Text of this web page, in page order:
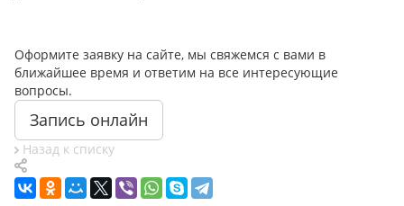
Оформите заявку на сайте, мы свяжемся с вами в
ближайшее время и ответим на все интересующие
вопросы.
Запись онлайн
Назад к списку